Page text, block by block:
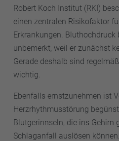
Robert Koch Institut (RKI)
einen zentralen Risikofaktor
Erkrankungen.
unbemerkt, weil er zunächst
Gerade deshalb sind
wichtig.
Ebenfalls ernstzunehmen ist
Herzrhythmusstörung
Blutgerinnseln, die ins Gehirn
Schlaganfall auslösen